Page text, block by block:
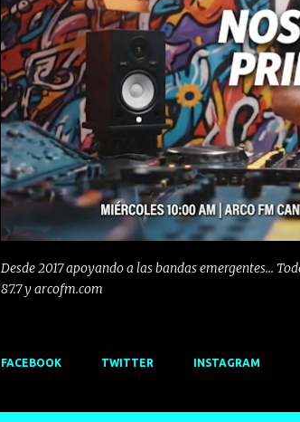
Desde 2017 apoyando a las bandas emergentes...
87.7 y arcofm.com
FACEBOOK TWITTER INSTAGRAM